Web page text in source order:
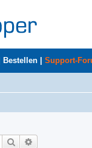
Bestellen Support-
Suche